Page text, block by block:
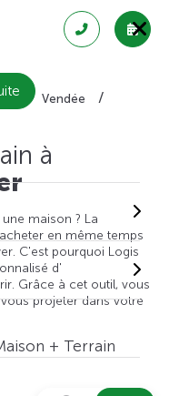
Vendée
à
maison ? La
en même temps
C'est pourquoi Logis
d'
Grâce à cet outil, vous
projeter dans votre
+ Terrain